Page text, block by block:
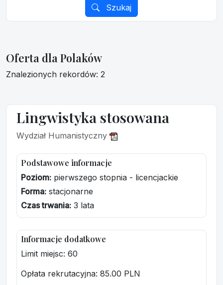
Szukaj
Oferta dla Polaków
Znalezionych rekordów: 2
Lingwistyka stosowana
Wydział Humanistyczny
Podstawowe informacje
Poziom: pierwszego stopnia - licencjackie
Forma: stacjonarne
Czas trwania: 3 lata
Informacje dodatkowe
Limit miejsc: 60
Opłata rekrutacyjna: 85.00 PLN